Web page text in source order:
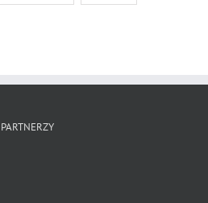
PARTNERZY